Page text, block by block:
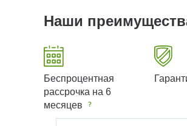
Наши
Беспроцентная
рассрочка на 6
месяцев